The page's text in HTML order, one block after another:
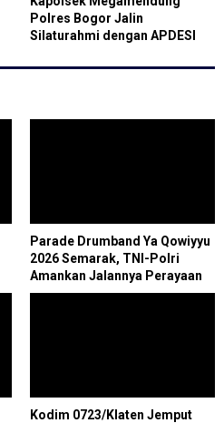
Polres Bogor Jalin
Silaturahmi dengan APDESI
Parade Drumband Ya Qowiyyu
2026 Semarak, TNI-Polri
Amankan Jalannya Perayaan
di Jatinom
Kodim 0723/Klaten Jemput